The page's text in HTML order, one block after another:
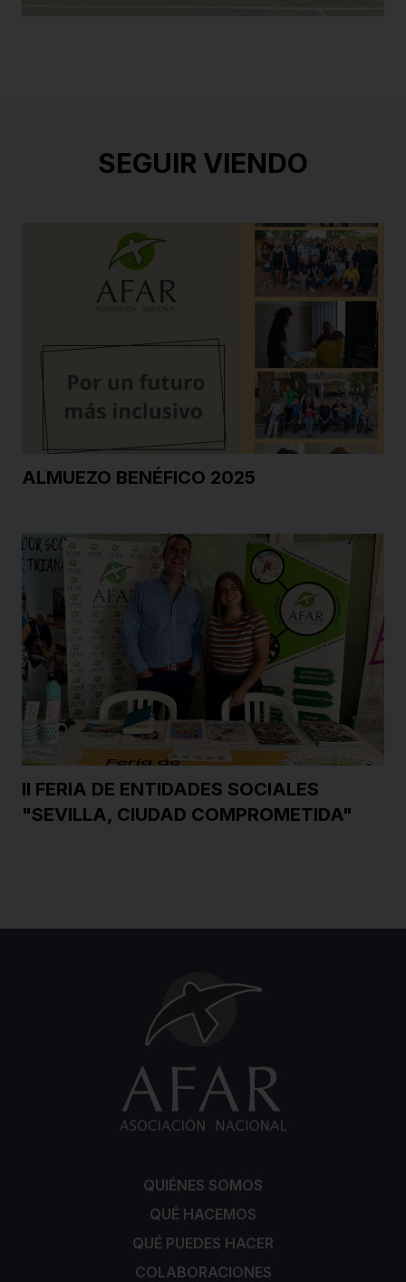
SEGUIR VIENDO
ALMUEZO BENÉFICO 2025
II FERIA DE ENTIDADES SOCIALES
"SEVILLA, CIUDAD COMPROMETIDA"
QUIÉNES SOMOS
QUÉ HACEMOS
QUÉ PUEDES HACER
COLABORACIONES